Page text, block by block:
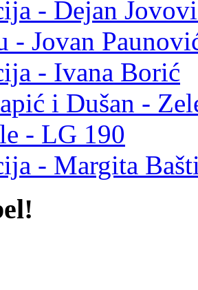
- Dejan
- Jovan
- Ivana Borić
i Dušan -
- LG 190
- Margita